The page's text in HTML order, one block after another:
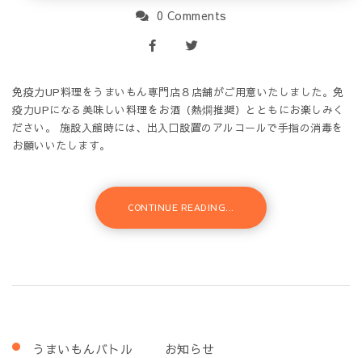
0 Comments
免疫力UP料理をうまいもん専門店８店舗がご用意いたしました。免
疫力UPになる美味しい料理をお酒（熱燗推奨）とともにお楽しみく
ださい。 施設入館時には、出入口設置のアルコールで手指の消毒を
お願いいたします。
CONTINUE READING...
うまいもんバトル お知らせ